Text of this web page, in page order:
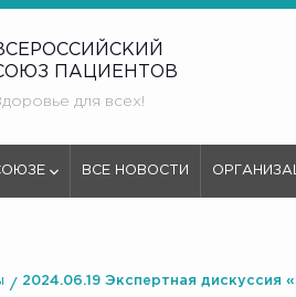
ПАЦИЕНТОВ
для всех!
ВСЕ НОВОСТИ
2024.06.19 Экспертная дискуссия